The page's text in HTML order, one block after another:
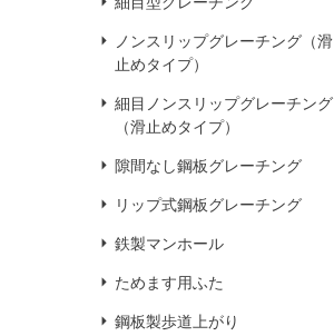
ノンスリップグレーチング（滑
止めタイプ）
細目ノンスリップグレーチング
（滑止めタイプ）
隙間なし鋼板グレーチング
リップ式鋼板グレーチング
鉄製マンホール
ためます用ふた
鋼板製歩道上がり